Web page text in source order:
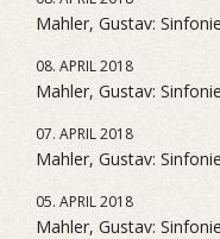
Mahler, Gustav:
08. APRIL 2018
Mahler, Gustav:
07. APRIL 2018
Mahler, Gustav:
05. APRIL 2018
Mahler, Gustav: